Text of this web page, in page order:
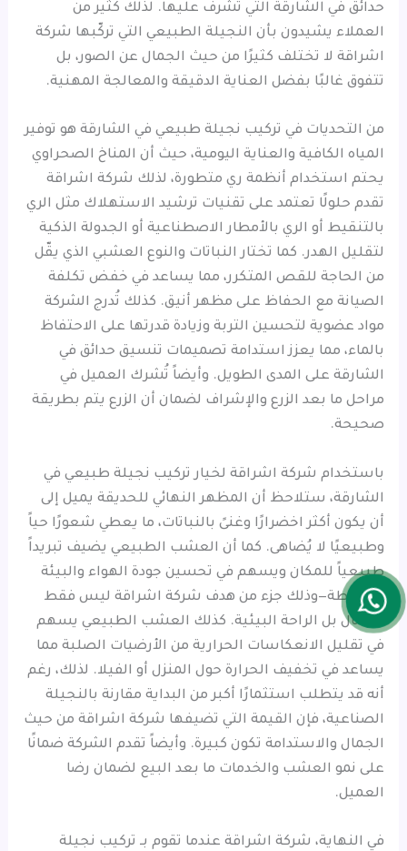
حدائق في الشارقة التي تُشرف عليها. لذلك كثير من
العملاء يشيدون بأن النجيلة الطبيعي التي تركّبها شركة
اشراقة لا تختلف كثيرًا من حيث الجمال عن الصور، بل
تتفوق غالبًا بفضل العناية الدقيقة والمعالجة المهنية.
من التحديات في تركيب نجيلة طبيعي في الشارقة هو توفير
المياه الكافية والعناية اليومية، حيث أن المناخ الصحراوي
يحتم استخدام أنظمة ري متطورة، لذلك شركة اشراقة
تقدم حلولًا تعتمد على تقنيات ترشيد الاستهلاك مثل الري
بالتنقيط أو الري بالأمطار الاصطناعية أو الجدولة الذكية
لتقليل الهدر. كما تختار النباتات والنوع العشبي الذي يقّل
من الحاجة للقص المتكرر، مما يساعد في خفض تكلفة
الصيانة مع الحفاظ على مظهر أنيق. كذلك تُدرج الشركة
مواد عضوية لتحسين التربة وزيادة قدرتها على الاحتفاظ
بالماء، مما يعزز استدامة تصميمات تنسيق حدائق في
الشارقة على المدى الطويل. وأيضاً تُشرك العميل في
مراحل ما بعد الزرع والإشراف لضمان أن الزرع يتم بطريقة
صحيحة.
باستخدام شركة اشراقة لخيار تركيب نجيلة طبيعي في
الشارقة، ستلاحظ أن المظهر النهائي للحديقة يميل إلى
أن يكون أكثر اخضرارًا وغنىً بالنباتات، ما يعطي شعورًا حياً
وطبيعيًا لا يُضاهى. كما أن العشب الطبيعي يضيف تبريداً
طبيعياً للمكان ويسهم في تحسين جودة الهواء والبيئة
المحيطة—وذلك جزء من هدف شركة اشراقة ليس فقط
الجمال بل الراحة البيئية. كذلك العشب الطبيعي يسهم
في تقليل الانعكاسات الحرارية من الأرضيات الصلبة مما
يساعد في تخفيف الحرارة حول المنزل أو الفيلا. لذلك، رغم
أنه قد يتطلب استثمارًا أكبر من البداية مقارنة بالنجيلة
الصناعية، فإن القيمة التي تضيفها شركة اشراقة من حيث
الجمال والاستدامة تكون كبيرة. وأيضاً تقدم الشركة ضمانًا
على نمو العشب والخدمات ما بعد البيع لضمان رضا
العميل.
في النهاية، شركة اشراقة عندما تقوم بـ تركيب نجيلة